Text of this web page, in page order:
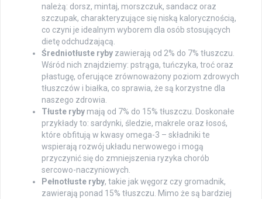
należą: dorsz, mintaj, morszczuk, sandacz oraz
szczupak, charakteryzujące się niską kalorycznością,
co czyni je idealnym wyborem dla osób stosujących
dietę odchudzającą.
Średniotłuste ryby zawierają od 2% do 7% tłuszczu.
Wśród nich znajdziemy: pstrąga, tuńczyka, troć oraz
płastugę, oferujące zrównoważony poziom zdrowych
tłuszczów i białka, co sprawia, że są korzystne dla
naszego zdrowia.
Tłuste ryby mają od 7% do 15% tłuszczu. Doskonałe
przykłady to: sardynki, śledzie, makrele oraz łosoś,
które obfitują w kwasy omega-3 – składniki te
wspierają rozwój układu nerwowego i mogą
przyczynić się do zmniejszenia ryzyka chorób
sercowo-naczyniowych.
Pełnotłuste ryby, takie jak węgorz czy gromadnik,
zawierają ponad 15% tłuszczu. Mimo że są bardziej